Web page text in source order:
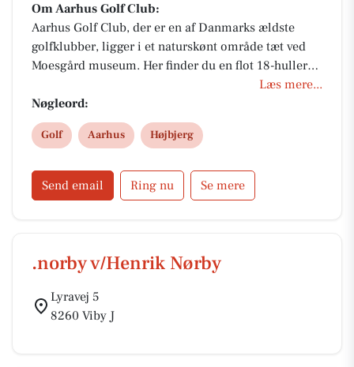
Om Aarhus Golf Club:
Aarhus Golf Club, der er en af Danmarks ældste
golfklubber, ligger i et naturskønt område tæt ved
Moesgård museum. Her finder du en flot 18-hullers
bane med udfordrende terræn og fantastiske
udsigter. Banen har et varierende layout, som
appellerer både til nybegyndere og erfarne spillere.
Klubben har moderne faciliteter, en aktiv
shop.
Læs mere...
Nøgleord:
Golf Aarhus Højbjerg
Send email Ring nu Se mere
.norby v/Henrik Nørby
Lyravej 5
8260 Viby J